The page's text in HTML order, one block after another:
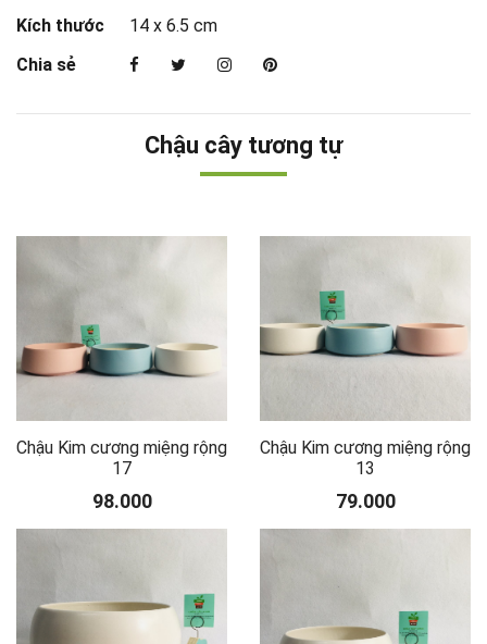
Kích thước
14 x 6.5 cm
Chia sẻ
Chậu cây tương tự
Chậu Kim cương miệng rộng
17
98.000
Chậu Kim cương miệng rộng
13
79.000